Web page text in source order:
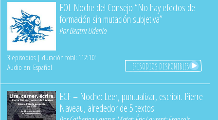
EOL Noche del Consejo “No hay efectos de
formación sin mutación subjetiva”
PorBeatriz Udenio
3 episodios | duración total: 112:10'
Audio en: Español
EPISODIOS DISPONIBLES
ECF – Noche: Leer, puntualizar, escribir. Pierre
Naveau, alrededor de 5 textos.